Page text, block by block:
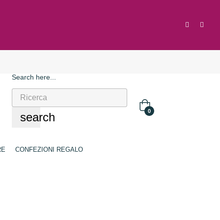
Search here...
search 0
CONFEZIONI REGALO